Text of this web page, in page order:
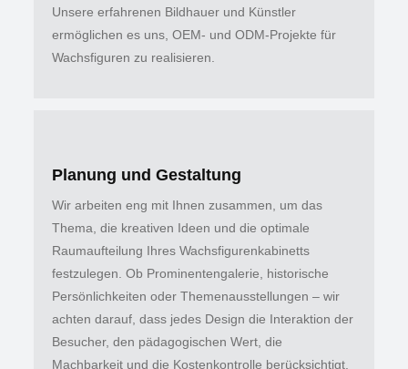
Unsere erfahrenen Bildhauer und Künstler
ermöglichen es uns, OEM- und ODM-Projekte für
Wachsfiguren zu realisieren.
Planung und Gestaltung
Wir arbeiten eng mit Ihnen zusammen, um das
Thema, die kreativen Ideen und die optimale
Raumaufteilung Ihres Wachsfigurenkabinetts
festzulegen. Ob Prominentengalerie, historische
Persönlichkeiten oder Themenausstellungen – wir
achten darauf, dass jedes Design die Interaktion der
Besucher, den pädagogischen Wert, die
Machbarkeit und die Kostenkontrolle berücksichtigt.